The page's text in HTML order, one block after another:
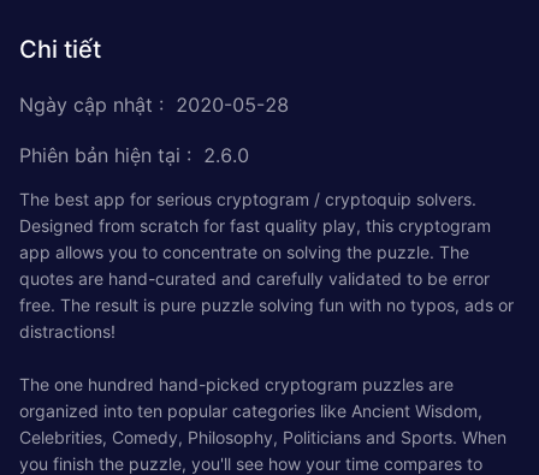
Chi tiết
Ngày cập nhật : 2020-05-28
Phiên bản hiện tại : 2.6.0
The best app for serious cryptogram / cryptoquip solvers.
Designed from scratch for fast quality play, this cryptogram
app allows you to concentrate on solving the puzzle. The
quotes are hand-curated and carefully validated to be error
free. The result is pure puzzle solving fun with no typos, ads or
distractions!
The one hundred hand-picked cryptogram puzzles are
organized into ten popular categories like Ancient Wisdom,
Celebrities, Comedy, Philosophy, Politicians and Sports. When
you finish the puzzle, you'll see how your time compares to